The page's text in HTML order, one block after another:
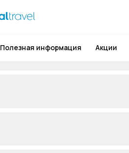
Полезная информация Акции